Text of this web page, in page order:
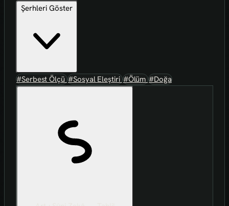
Şerhleri Göster
#Serbest Ölçü#Sosyal Eleştiri#Ölüm#Doğa